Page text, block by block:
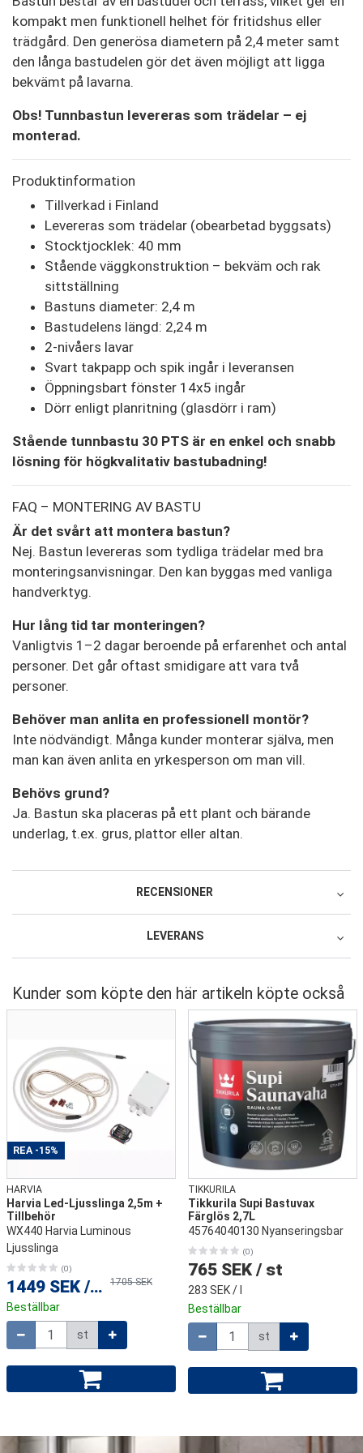
kompakt men funktionell helhet för fritidshus eller
trädgård. Den generösa diametern på 2,4 meter samt
den långa bastudelen gör det även möjligt att ligga
bekvämt på lavarna.
Obs! Tunnbastun levereras som trädelar – ej
monterad.
Produktinformation
Tillverkad i Finland
Levereras som trädelar (obearbetad byggsats)
Stocktjocklek: 40 mm
Stående väggkonstruktion – bekväm och rak
sittställning
Bastuns diameter: 2,4 m
Bastudelens längd: 2,24 m
2-nivåers lavar
Svart takpapp och spik ingår i leveransen
Öppningsbart fönster 14x5 ingår
Dörr enligt planritning (glasdörr i ram)
Stående tunnbastu 30 PTS är en enkel och snabb
lösning för högkvalitativ bastubadning!
FAQ – MONTERING AV BASTU
Är det svårt att montera bastun?
Nej. Bastun levereras som tydliga trädelar med bra
monteringsanvisningar. Den kan byggas med vanliga
handverktyg.
Hur lång tid tar monteringen?
Vanligtvis 1–2 dagar beroende på erfarenhet och antal
personer. Det går oftast smidigare att vara två
personer.
Behöver man anlita en professionell montör?
Inte nödvändigt. Många kunder monterar själva, men
man kan även anlita en yrkesperson om man vill.
Behövs grund?
Ja. Bastun ska placeras på ett plant och bärande
underlag, t.ex. grus, plattor eller altan.
RECENSIONER
Service och leverans
1 stjärna av 5
2 stjärnor av 5
3 stjärnor av 5
4 stjärnor av 5
5 stjärnor av 5
Ett namn du väljer som vi visar bredvid din recension.
Skriv din recension här
Genom att skicka din recension, samtycker du till att ge oss tillstånd
att publicera den på denna webbplats samt på andra webbplatser och
media. lakkapaa.se förbehåller sig rätten att inte publicera
recensionen. Genom att skicka samtycker du till dessa villkor.
Skicka recension
LEVERANS
2483 SEK
Slutliga fraktkostnader kommer att beräknas på
Mekanisk Lossning Av
Lasten Organiserad, Kommer Att Lastas Av
Bredvid Bilen
Kunder som köpte den här artikeln köpte också
REA -15%
HARVIA
Harvia Led-Ljusslinga 2,5m +
Tillbehör
WX440 Harvia Luminous
Ljusslinga
(0)
1449 SEK / st1705 SEK
Beställbar
st
TIKKURILA
Tikkurila Supi Bastuvax
Färglös 2,7L
45764040130 Nyanseringsbar
(0)
765 SEK / st
283 SEK/ l
Beställbar
st